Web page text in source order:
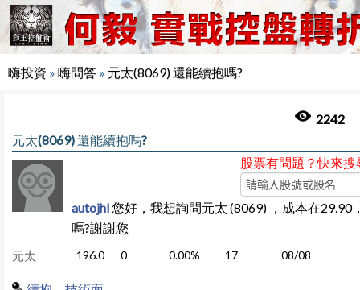
嗨投資 » 嗨問答 » 元太(8069) 還能續抱嗎?
2242
元太(8069) 還能續抱嗎?
股票有問題？快來搜
autojhl您好，我想詢問元太 (8069) ，成本在29.90
嗎?謝謝您
元太 196.0 0 0.00% 17 08/08